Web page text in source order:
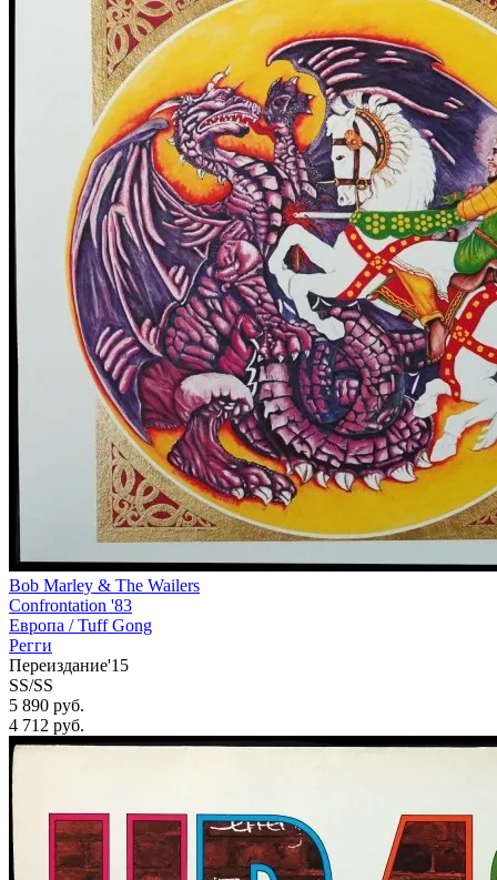
Bob Marley & The Wailers
Confrontation '83
Европа /Tuff Gong
Регги
Переиздание'15
SS/SS
5 890 руб.
4 712 руб.